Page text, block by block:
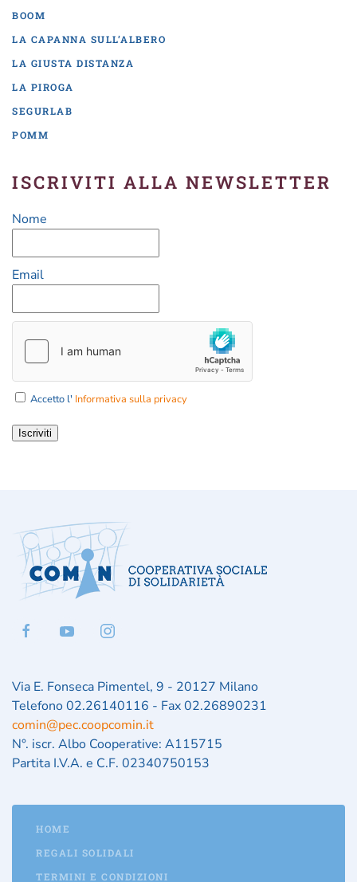
BOOM
LA CAPANNA SULL’ALBERO
LA GIUSTA DISTANZA
LA PIROGA
SEGURLAB
POMM
ISCRIVITI ALLA NEWSLETTER
Nome
Email
Accetto l' Informativa sulla privacy
Iscriviti
Via E. Fonseca Pimentel, 9 - 20127 Milano
Telefono 02.26140116 - Fax 02.26890231
comin@pec.coopcomin.it
N°. iscr. Albo Cooperative: A115715
Partita I.V.A. e C.F. 02340750153
HOME
REGALI SOLIDALI
TERMINI E CONDIZIONI